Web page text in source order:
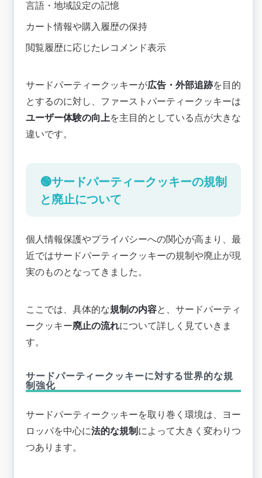
言語・地域設定の記憶
カート情報や購入履歴の保持
閲覧履歴に応じたレコメンド表示
サードパーティークッキーが広告・外部追跡を目的
とするのに対し、ファーストパーティークッキーは
ユーザー体験の向上を主目的としている点が大きな
違いです。
🟢サードパーティークッキーの規制
と廃止について
個人情報保護やプライバシーへの関心が高まり、最
近ではサードパーティークッキーの規制や廃止が現
実のものとなってきました。
ここでは、具体的な規制の内容と、サードパーティ
ークッキー廃止の流れについて詳しく見ていきま
す。
サードパーティークッキーに対する世界的な規
制強化
サードパーティークッキーを取り巻く環境は、ヨー
ロッパを中心に法的な規制 によって大きく変わりつ
つあります。